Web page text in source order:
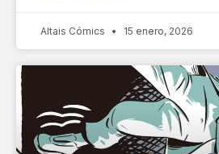
Altais Cómics 15 enero, 2026